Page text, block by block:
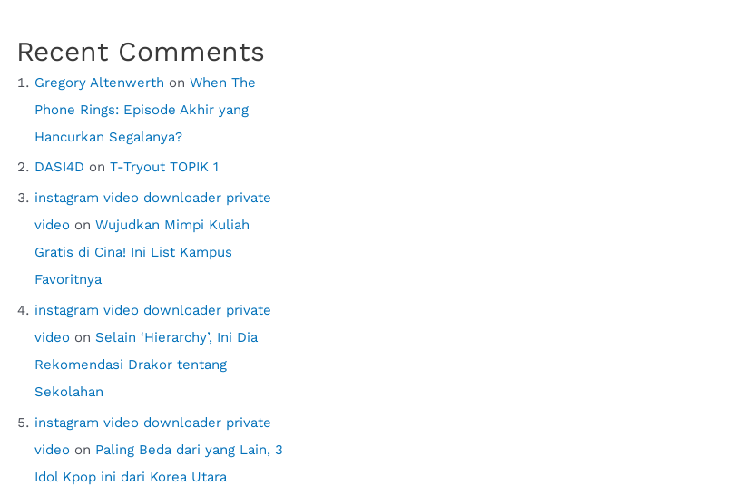
Recent Comments
Gregory Altenwerth on When The
Phone Rings: Episode Akhir yang
Hancurkan Segalanya?
DASI4D on T-Tryout TOPIK 1
instagram video downloader private
video on Wujudkan Mimpi Kuliah
Gratis di Cina! Ini List Kampus
Favoritnya
instagram video downloader private
video on Selain ‘Hierarchy’, Ini Dia
Rekomendasi Drakor tentang
Sekolahan
instagram video downloader private
video on Paling Beda dari yang Lain, 3
Idol Kpop ini dari Korea Utara